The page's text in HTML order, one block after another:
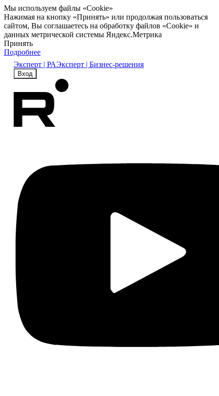
Мы используем файлы «Cookie»
Нажимая на кнопку «Принять» или продолжая пользоваться
сайтом, Вы соглашаетесь на обработку файлов «Cookie» и
данных метрической системы Яндекс.Метрика
Принять
Подробнее
Эксперт | РАЭксперт | Бизнес-решения
Вход